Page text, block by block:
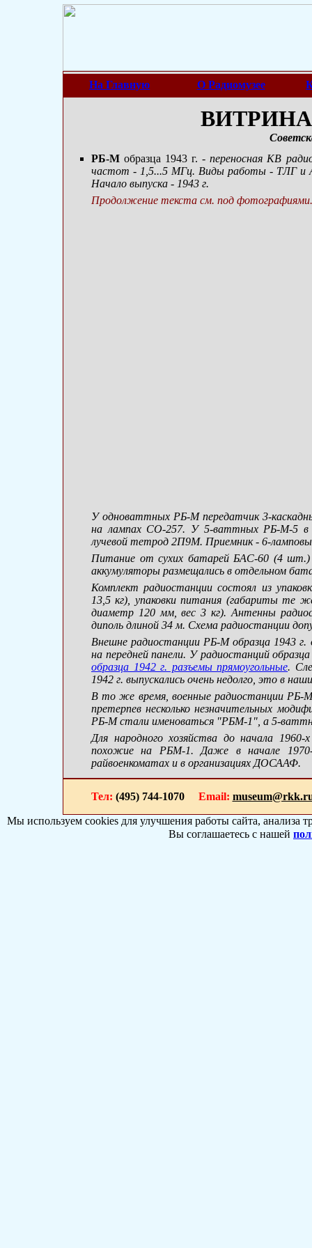
На Главную О Радиомузее
ВИТРИНА
РБ-Мобразца 1943 г. - переносная КВ
частот - 1,5...5 МГц. Виды работы - ТЛГ
Начало выпуска - 1943 г.
Продолжение текста см. под
У одноваттных РБ-Мпередатчик 3-
на лампах СО-257. У 5-ваттных РБ-М-5 в
лучевой тетрод 2П9М. Приемник - 6-
Питание от сухих батарей БАС-60 (4
аккумуляторы размещались в отдельном
Комплект радиостанции состоял из
13,5 кг), упаковки питания (габариты те
диаметр 120 мм, вес 3 кг). Антенны
диполь длиной 34 м. Схема радиостанции
Внешне радиостанции РБ-Мобразца 1943 г.
на передней панели. У радиостанций
образца 1942 г. разъемы прямоугольные.
1942 г. выпускались очень недолго, это в
В то же время, военные радиостанции РБ-
претерпев несколько незначительных
РБ-Мстали именоваться "РБМ-1" , а 5-
Для народного хозяйства до начала
1960-х
похожие на РБМ-1. Даже в начале
райвоенкоматах и в организациях ДОСААФ.
Тел: (495) 744-1070 Email:
Мы используем cookies для улучшения работы сайта, анализа
Вы соглашаетесь с нашей